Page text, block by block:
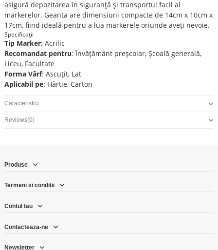
asigură depozitarea în siguranță și transportul facil al
markerelor. Geanta are dimensiuni compacte de 14cm x 10cm x
17cm, fiind ideală pentru a lua markerele oriunde aveți nevoie.
Specificații
Tip Marker: Acrilic
Recomandat pentru: Învățământ preșcolar, Școală generală,
Liceu, Facultate
Forma Vârf: Ascuțit, Lat
Aplicabil pe: Hârtie, Carton
Caracteristici
Reviews(0)
Produse
Termeni și condiții
Contul tau
Contacteaza-ne
Newsletter